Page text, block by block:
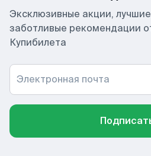
Эксклюзивные акции,
заботливые рекомендации
Купибилета
Электронная почта